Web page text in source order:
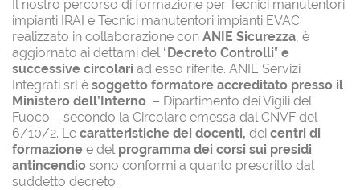
Il nostro percorso di formazione per Tecnici manutentori
impianti IRAI e Tecnici manutentori impianti EVAC
realizzato in collaborazione con ANIE Sicurezza, è
aggiornato ai dettami del “Decreto Controlli” e
successive circolari ad esso riferite. ANIE Servizi
Integrati srl è soggetto formatore accreditato presso il
Ministero dell’Interno – Dipartimento dei Vigili del
Fuoco – secondo la Circolare emessa dal CNVF del
6/10/2. Le caratteristiche dei docenti, dei centri di
formazione e del programma dei corsi sui presidi
antincendio sono conformi a quanto prescritto dal
suddetto decreto.